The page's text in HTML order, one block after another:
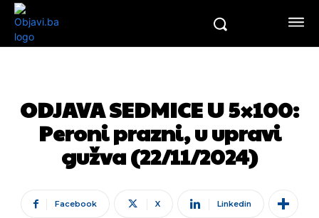
ODJAVA SEDMICE U 5×100:
Peroni prazni, u upravi
gužva (22/11/2024)
Facebook X Linkedin